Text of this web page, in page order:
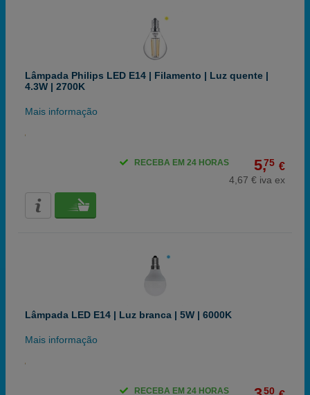
Lâmpada Philips LED E14 | Filamento | Luz quente |
4.3W | 2700K
Mais informação
5,75 €
4,67 € iva ex
RECEBA EM 24 HORAS
Lâmpada LED E14 | Luz branca | 5W | 6000K
Mais informação
50
RECEBA EM 24 HORAS